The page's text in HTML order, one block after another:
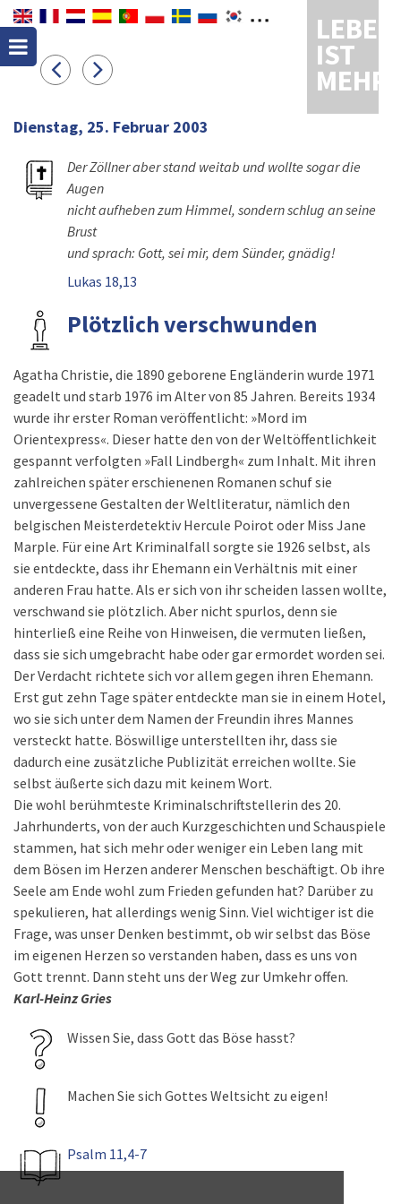
LEBEN
IST
MEHR
Dienstag, 25. Februar 2003
Der Zöllner aber stand weitab und wollte sogar die
Augen
nicht aufheben zum Himmel, sondern schlug an seine
Brust
und sprach: Gott, sei mir, dem Sünder, gnädig!
Lukas 18,13
Plötzlich verschwunden
Agatha Christie, die 1890 geborene Engländerin wurde 1971
geadelt und starb 1976 im Alter von 85 Jahren. Bereits 1934
wurde ihr erster Roman veröffentlicht: »Mord im
Orientexpress«. Dieser hatte den von der Weltöffentlichkeit
gespannt verfolgten »Fall Lindbergh« zum Inhalt. Mit ihren
zahlreichen später erschienenen Romanen schuf sie
unvergessene Gestalten der Weltliteratur, nämlich den
belgischen Meisterdetektiv Hercule Poirot oder Miss Jane
Marple. Für eine Art Kriminalfall sorgte sie 1926 selbst, als
sie entdeckte, dass ihr Ehemann ein Verhältnis mit einer
anderen Frau hatte. Als er sich von ihr scheiden lassen wollte,
verschwand sie plötzlich. Aber nicht spurlos, denn sie
hinterließ eine Reihe von Hinweisen, die vermuten ließen,
dass sie sich umgebracht habe oder gar ermordet worden sei.
Der Verdacht richtete sich vor allem gegen ihren Ehemann.
Erst gut zehn Tage später entdeckte man sie in einem Hotel,
wo sie sich unter dem Namen der Freundin ihres Mannes
versteckt hatte. Böswillige unterstellten ihr, dass sie
dadurch eine zusätzliche Publizität erreichen wollte. Sie
selbst äußerte sich dazu mit keinem Wort.
Die wohl berühmteste Kriminalschriftstellerin des 20.
Jahrhunderts, von der auch Kurzgeschichten und Schauspiele
stammen, hat sich mehr oder weniger ein Leben lang mit
dem Bösen im Herzen anderer Menschen beschäftigt. Ob ihre
Seele am Ende wohl zum Frieden gefunden hat? Darüber zu
spekulieren, hat allerdings wenig Sinn. Viel wichtiger ist die
Frage, was unser Denken bestimmt, ob wir selbst das Böse
im eigenen Herzen so verstanden haben, dass es uns von
Gott trennt. Dann steht uns der Weg zur Umkehr offen.
Karl-Heinz Gries
Wissen Sie, dass Gott das Böse hasst?
Machen Sie sich Gottes Weltsicht zu eigen!
Psalm 11,4-7